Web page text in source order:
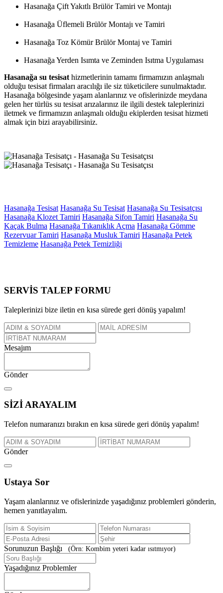
Hasanağa Çift Yakıtlı Brülör Tamiri ve Montajı
Hasanağa Üflemeli Brülör Montajı ve Tamiri
Hasanağa Toz Kömür Brülör Montaj ve Tamiri
Hasanağa Yerden Isımta ve Zeminden Isıtma Uygulaması
Hasanağa su tesisat hizmetlerinin tamamı firmamızın anlaşmalı
olduğu tesisat firmaları aracılığı ile siz tüketicilere sunulmaktadır.
Hasanağa bölgesinde yaşam alanlarınız ve ofislerinizde meydana
gelen her türlüs su tesisat arızalarınız ile ilgili destek taleplerinizi
iletmek ve firmamızın anlaşmalı olduğu ekiplerden tesisat hizmeti
almak için bizi arayabilirsiniz.
Hasanağa Tesisat Hasanağa Su Tesisat Hasanağa Su Tesisatçısı
Hasanağa Klozet Tamiri Hasanağa Sifon Tamiri Hasanağa Su
Kaçak Bulma Hasanağa Tıkanıklık Açma Hasanağa Gömme
Rezervuar Tamiri Hasanağa Musluk Tamiri Hasanağa Petek
Temizleme Hasanağa Petek Temizliği
SERVİS TALEP FORMU
Taleplerinizi bize iletin en kısa sürede geri dönüş yapalım!
Mesajım
Gönder
SİZİARAYALIM
Telefon numaranızı bırakın en kısa sürede geri dönüş yapalım!
Gönder
Ustaya Sor
Yaşam alanlarınız ve ofislerinizde yaşadığınız problemleri gönderin,
hemen yanıtlayalım.
Sorunuzun Başlığı (Örn: Kombim yeteri kadar ısıtmıyor)
Yaşadığınız Problemler